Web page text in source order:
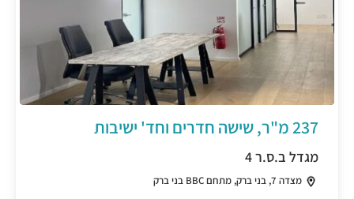
237 מ"ר, שישה חדרים וחד' ישיבות
מגדל ב.ס.ר 4
מצדה 7, בני ברק, מתחם BBC בני ברק